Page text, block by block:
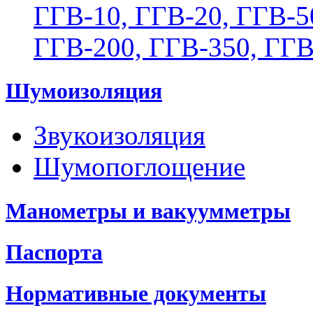
ГГВ-10, ГГВ-20, ГГВ-
ГГВ-200, ГГВ-350,
Шумоизоляция
Звукоизоляция
Шумопоглощение
Манометры и вакуумметры
Паспорта
Нормативные документы